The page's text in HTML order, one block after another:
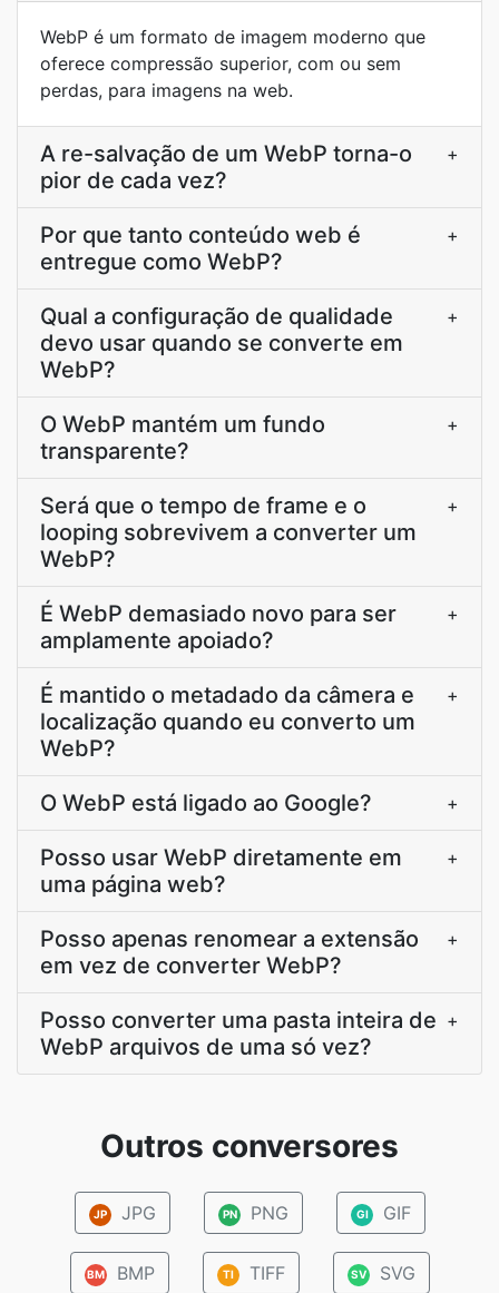
WebP é um formato de imagem moderno que
oferece compressão superior, com ou sem
perdas, para imagens na web.
A re-salvação de um WebP torna-o
pior de cada vez?
+
Por que tanto conteúdo web é
entregue como WebP?
+
Qual a configuração de qualidade
devo usar quando se converte em
WebP?
+
O WebP mantém um fundo
transparente?
+
Será que o tempo de frame e o
looping sobrevivem a converter um
WebP?
+
É WebP demasiado novo para ser
amplamente apoiado?
+
É mantido o metadado da câmera e
localização quando eu converto um
WebP?
+
O WebP está ligado ao Google? +
Posso usar WebP diretamente em
uma página web?
+
Posso apenas renomear a extensão
em vez de converter WebP?
+
Posso converter uma pasta inteira de
WebP arquivos de uma só vez?
+
Outros conversores
JP JPG PN PNG GI GIF
BM BMP TI TIFF SV SVG